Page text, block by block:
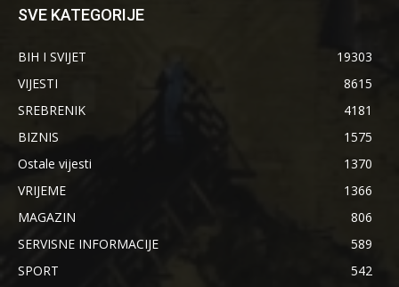
SVE KATEGORIJE
BIH I SVIJET
19303
VIJESTI
8615
SREBRENIK
4181
BIZNIS
1575
Ostale vijesti
1370
VRIJEME
1366
MAGAZIN
806
SERVISNE INFORMACIJE
589
SPORT
542